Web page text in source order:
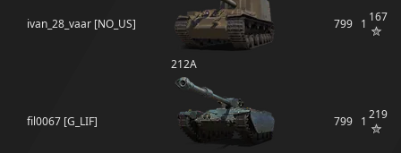
ivan_28_vaar [NO_US]
212А
799 1 167
fil0067 [G_LIF] 799 1 219